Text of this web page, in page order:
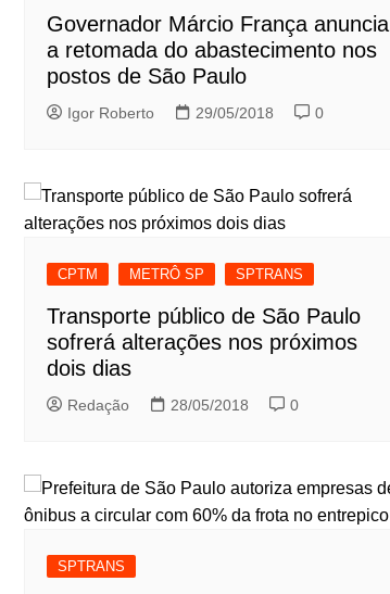
Governador Márcio França anuncia
a retomada do abastecimento nos
postos de São Paulo
Igor Roberto 29/05/2018 0
CPTM METRÔ SP SPTRANS
Transporte público de São Paulo
sofrerá alterações nos próximos
dois dias
Redação 28/05/2018 0
SPTRANS